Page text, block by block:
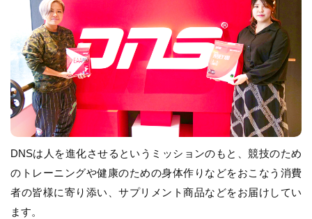
DNSは人を進化させるというミッションのもと、競技のため
のトレーニングや健康のための身体作りなどをおこなう消費
者の皆様に寄り添い、サプリメント商品などをお届けしてい
ます。